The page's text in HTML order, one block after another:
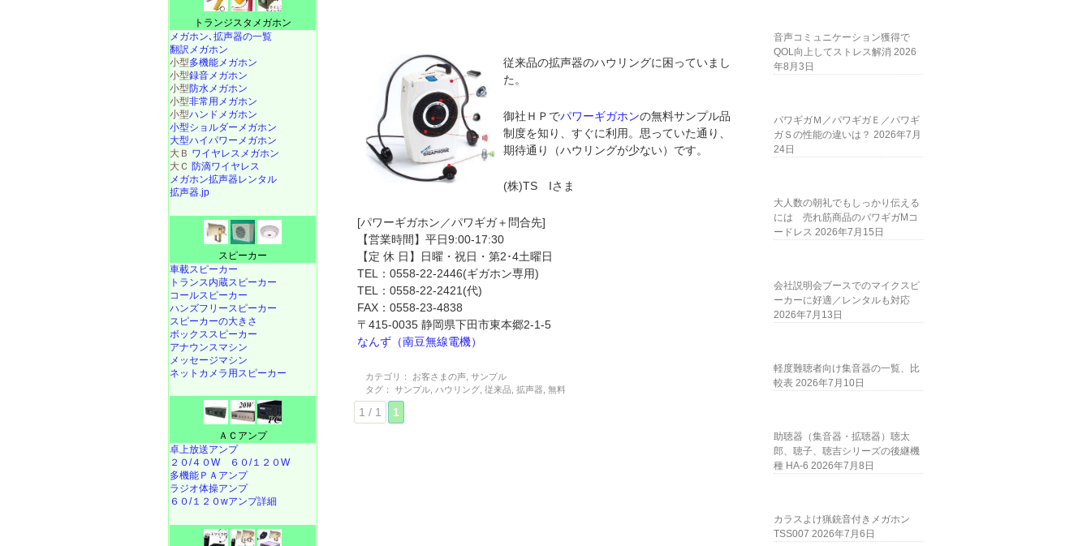
従来品の拡声器のハウリングに困っていまし
た。
御社ＨＰでパワーギガホンの無料サンプル品
制度を知り、すぐに利用。思っていた通り、
期待通り（ハウリングが少ない）です。
(株)TS Iさま
[パワーギガホン／パワギガ＋問合先]
【営業時間】平日9:00-17:30
【定 休 日】日曜・祝日・第2･4土曜日
TEL：0558-22-2446(ギガホン専用)
TEL：0558-22-2421(代)
FAX：0558-23-4838
〒415-0035 静岡県下田市東本郷2-1-5
なんず（南豆無線電機）
カテゴリ： お客さまの声 サンプル
タグ：
サンプル ハウリング ,従来品 ,拡声器 ,無料
1 / 1 1
トランジスタメガホン
メガホン､拡声器の一覧
翻訳メガホン
小型多機能メガホン
小型録音メガホン
小型防水メガホン
小型非常用メガホン
小型ハンドメガホン
小型ショルダーメガホン
大型ハイパワーメガホン
大Ｂ ワイヤレスメガホン
大Ｃ 防滴ワイヤレス
メガホン拡声器レンタル
拡声器.jp
スピーカー
車載スピーカー
トランス内蔵スピーカー
コールスピーカー
ハンズフリースピーカー
スピーカーの大きさ
ボックススピーカー
アナウンスマシン
メッセージマシン
ネットカメラ用スピーカー
ＡＣアンプ
卓上放送アンプ
２０/４０W
６０/１２０W
多機能ＰＡアンプ
ラジオ体操アンプ
６０/１２０wアンプ詳細
音声コミュニケーション獲得で
QOL向上してストレス解消 2026
年8月3日
パワギガＭ／パワギガＥ／パワギ
ガＳの性能の違いは？ 2026年7月
24日
大人数の朝礼でもしっかり伝える
には 売れ筋商品のパワギガMコ
ードレス 2026年7月15日
会社説明会ブースでのマイクスピ
ーカーに好適／レンタルも対応
2026年7月13日
軽度難聴者向け集音器の一覧、比
較表 2026年7月10日
助聴器（集音器・拡聴器）聴太
郎、聴子、聴吉シリーズの後継機
種 HA-6 2026年7月8日
カラスよけ猟銃音付きメガホン
TSS007 2026年7月6日